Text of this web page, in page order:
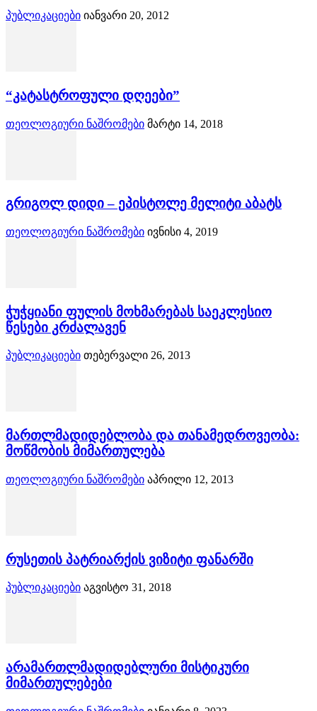
პუბლიკაციები იანვარი 20, 2012
“კატასტროფული დღეები”
თეოლოგიური ნაშრომები მარტი 14, 2018
გრიგოლ დიდი – ეპისტოლე მელიტი აბატს
თეოლოგიური ნაშრომები ივნისი 4, 2019
ჭუჭყიანი ფულის მოხმარებას საეკლესიო
წესები კრძალავენ
პუბლიკაციები თებერვალი 26, 2013
მართლმადიდებლობა და თანამედროვეობა:
მოწმობის მიმართულება
თეოლოგიური ნაშრომები აპრილი 12, 2013
რუსეთის პატრიარქის ვიზიტი ფანარში
პუბლიკაციები აგვისტო 31, 2018
არამართლმადიდებლური მისტიკური
მიმართულებები